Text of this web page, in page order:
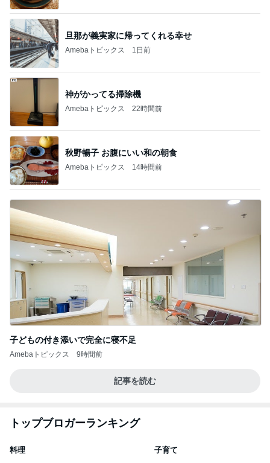
旦那が義実家に帰ってくれる幸せ
Amebaトピックス 1日前
神がかってる掃除機
Amebaトピックス 22時間前
秋野暢子 お腹にいい和の朝食
Amebaトピックス 14時間前
子どもの付き添いで完全に寝不足
Amebaトピックス 9時間前
記事を読む
トップブロガーランキング
料理 子育て